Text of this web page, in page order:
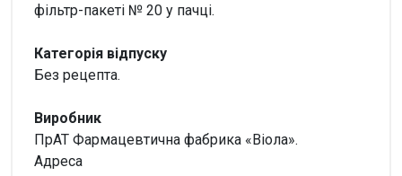
фільтр-пакеті № 20 у пачці.
Категорія відпуску
Без рецепта.
Виробник
ПрАТ Фармацевтична фабрика «Віола».
Адреса